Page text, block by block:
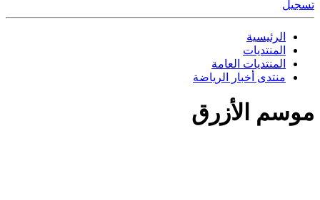
تسجيل
الرئيسية
المنتديات
المنتديات العامة
منتدى أخبار الرياضة
موسم الأزرق